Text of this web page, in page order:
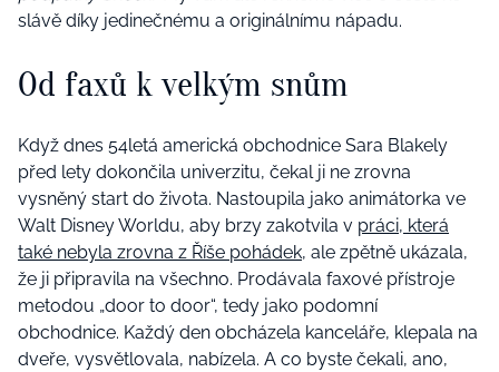
slávě díky jedinečnému a originálnímu nápadu.
Od faxů k velkým snům
Když dnes 54letá americká obchodnice Sara Blakely
před lety dokončila univerzitu, čekal ji ne zrovna
vysněný start do života. Nastoupila jako animátorka ve
Walt Disney Worldu, aby brzy zakotvila v práci, která
také nebyla zrovna z Říše pohádek, ale zpětně ukázala,
že ji připravila na všechno. Prodávala faxové přístroje
metodou „door to door“, tedy jako podomní
obchodnice. Každý den obcházela kanceláře, klepala na
dveře, vysvětlovala, nabízela. A co byste čekali, ano,